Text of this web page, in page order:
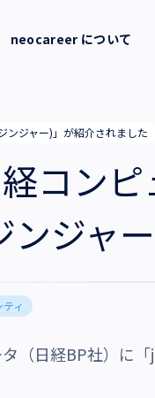
neocareer について
私たちの考え方
ンジャー)」が紹介されました
コン
ンジャ
ィ
（日経BP社）に